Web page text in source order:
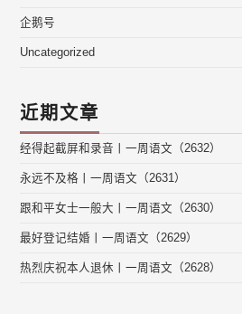
企鹅号
Uncategorized
近期文章
经得起截屏和录音丨一周语文（2632）
永远不及格丨一周语文（2631）
跟和平女士一般大丨一周语文（2630）
最好登记结婚丨一周语文（2629）
热烈庆祝本人退休丨一周语文（2628）